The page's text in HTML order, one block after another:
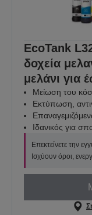
EcoTank
δοχεία
μελάνι για
Μείωση του
Εκτύπωση,
Ιδανικός για
Επεκτείνετε την
Ισχύουν όροι,